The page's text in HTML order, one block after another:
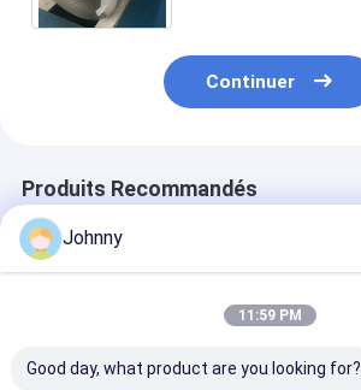
Continuer
Produits Recommandés
Johnny
11:59 PM
Good day, what product are you looking for?